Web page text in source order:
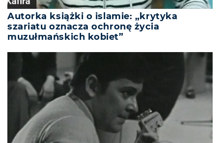
Autorka książki o islamie: „krytyka
szariatu oznacza ochronę życia
muzułmańskich kobiet”